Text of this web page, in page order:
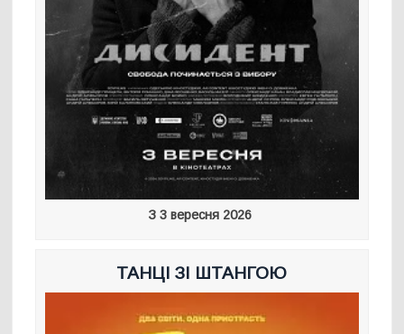
З 3 вересня 2026
ТАНЦІ ЗІ ШТАНГОЮ